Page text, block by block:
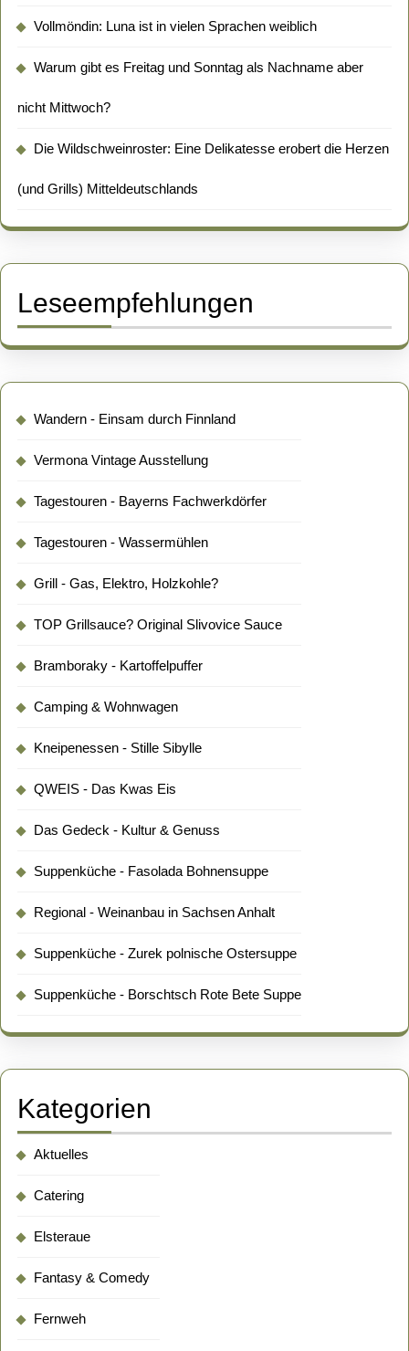
Vollmöndin: Luna ist in vielen Sprachen weiblich
Warum gibt es Freitag und Sonntag als Nachname aber
nicht Mittwoch?
Die Wildschweinroster: Eine Delikatesse erobert die Herzen
(und Grills) Mitteldeutschlands
Leseempfehlungen
Wandern - Einsam durch Finnland
Vermona Vintage Ausstellung
Tagestouren - Bayerns Fachwerkdörfer
Tagestouren - Wassermühlen
Grill - Gas, Elektro, Holzkohle?
TOP Grillsauce? Original Slivovice Sauce
Bramboraky - Kartoffelpuffer
Camping & Wohnwagen
Kneipenessen - Stille Sibylle
QWEIS - Das Kwas Eis
Das Gedeck - Kultur & Genuss
Suppenküche - Fasolada Bohnensuppe
Regional - Weinanbau in Sachsen Anhalt
Suppenküche - Zurek polnische Ostersuppe
Suppenküche - Borschtsch Rote Bete Suppe
Kategorien
Aktuelles
Catering
Elsteraue
Fantasy & Comedy
Fernweh